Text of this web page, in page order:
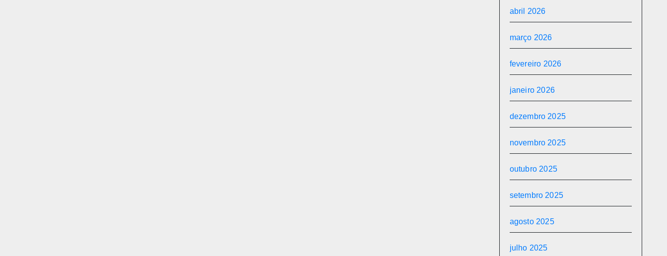
abril 2026
março 2026
fevereiro 2026
janeiro 2026
dezembro 2025
novembro 2025
outubro 2025
setembro 2025
agosto 2025
julho 2025